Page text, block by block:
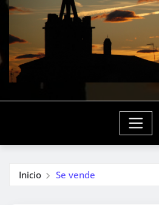
Inicio Se vende